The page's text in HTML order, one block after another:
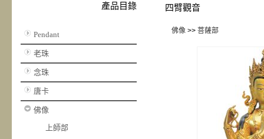
產品目錄
Pendant
老珠
念珠
唐卡
佛像
上師部
四臂觀音
佛像>> 菩薩部